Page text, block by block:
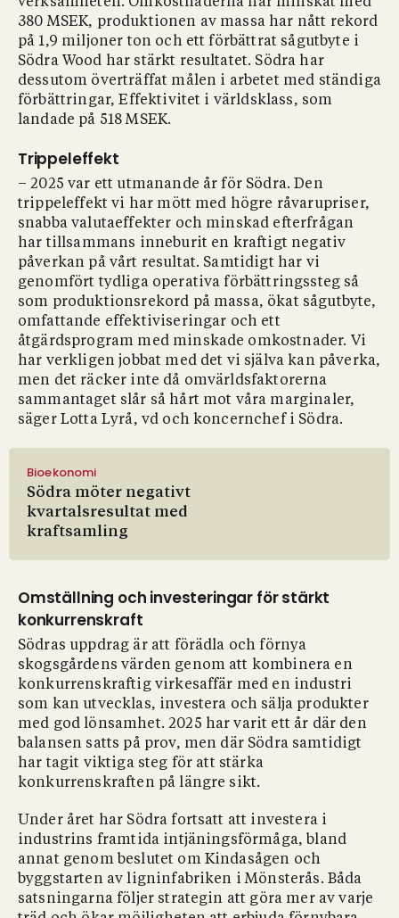
380 MSEK, produktionen av massa har nått rekord
på 1,9 miljoner ton och ett förbättrat sågutbyte i
Södra Wood har stärkt resultatet. Södra har
dessutom överträffat målen i arbetet med ständiga
förbättringar, Effektivitet i världsklass, som
landade på 518 MSEK.
Trippeleffekt
– 2025 var ett utmanande år för Södra. Den
trippeleffekt vi har mött med högre råvarupriser,
snabba valutaeffekter och minskad efterfrågan
har tillsammans inneburit en kraftigt negativ
påverkan på vårt resultat. Samtidigt har vi
genomfört tydliga operativa förbättringssteg så
som produktionsrekord på massa, ökat sågutbyte,
omfattande effektiviseringar och ett
åtgärdsprogram med minskade omkostnader. Vi
har verkligen jobbat med det vi själva kan påverka,
men det räcker inte då omvärldsfaktorerna
sammantaget slår så hårt mot våra marginaler,
säger Lotta Lyrå, vd och koncernchef i Södra.
Bioekonomi
Södra möter negativt
kvartalsresultat med
kraftsamling
Omställning och investeringar för stärkt
konkurrenskraft
Södras uppdrag är att förädla och förnya
skogsgårdens värden genom att kombinera en
konkurrenskraftig virkesaffär med en industri
som kan utvecklas, investera och sälja produkter
med god lönsamhet. 2025 har varit ett år där den
balansen satts på prov, men där Södra samtidigt
har tagit viktiga steg för att stärka
konkurrenskraften på längre sikt.
Under året har Södra fortsatt att investera i
industrins framtida intjäningsförmåga, bland
annat genom beslutet om Kindasågen och
byggstarten av ligninfabriken i Mönsterås. Båda
satsningarna följer strategin att göra mer av varje